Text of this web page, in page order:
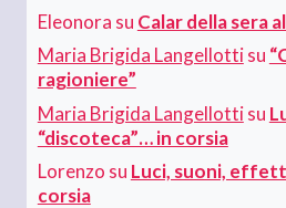
Eleonora su Calar della sera
Maria Brigida Langellottisu
ragioniere”
Maria Brigida Langellottisu
“discoteca”… in corsia
Lorenzo su Luci, suoni,
corsia